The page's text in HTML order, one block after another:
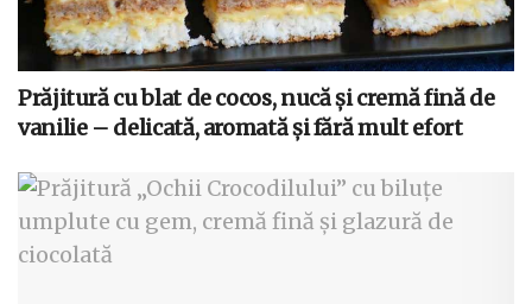
Prăjitură cu blat de cocos, nucă și cremă fină de
vanilie – delicată, aromată și fără mult efort